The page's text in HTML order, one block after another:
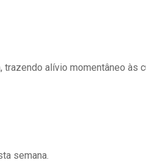
alívio momentâneo às
semana.